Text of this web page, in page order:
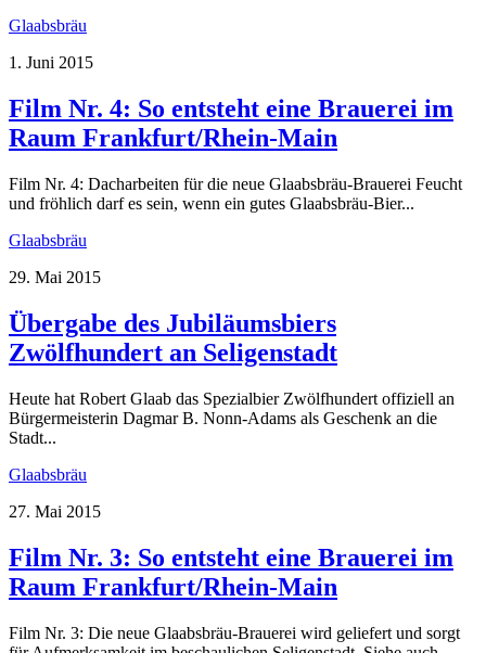
Glaabsbräu
1. Juni 2015
Film Nr. 4: So entsteht eine Brauerei im
Raum Frankfurt/Rhein-Main
Film Nr. 4: Dacharbeiten für die neue Glaabsbräu-Brauerei Feucht
und fröhlich darf es sein, wenn ein gutes Glaabsbräu-Bier...
Glaabsbräu
29. Mai 2015
Übergabe des Jubiläumsbiers
Zwölfhundert an Seligenstadt
Heute hat Robert Glaab das Spezialbier Zwölfhundert offiziell an
Bürgermeisterin Dagmar B. Nonn-Adams als Geschenk an die
Stadt...
Glaabsbräu
27. Mai 2015
Film Nr. 3: So entsteht eine Brauerei im
Raum Frankfurt/Rhein-Main
Film Nr. 3: Die neue Glaabsbräu-Brauerei wird geliefert und sorgt